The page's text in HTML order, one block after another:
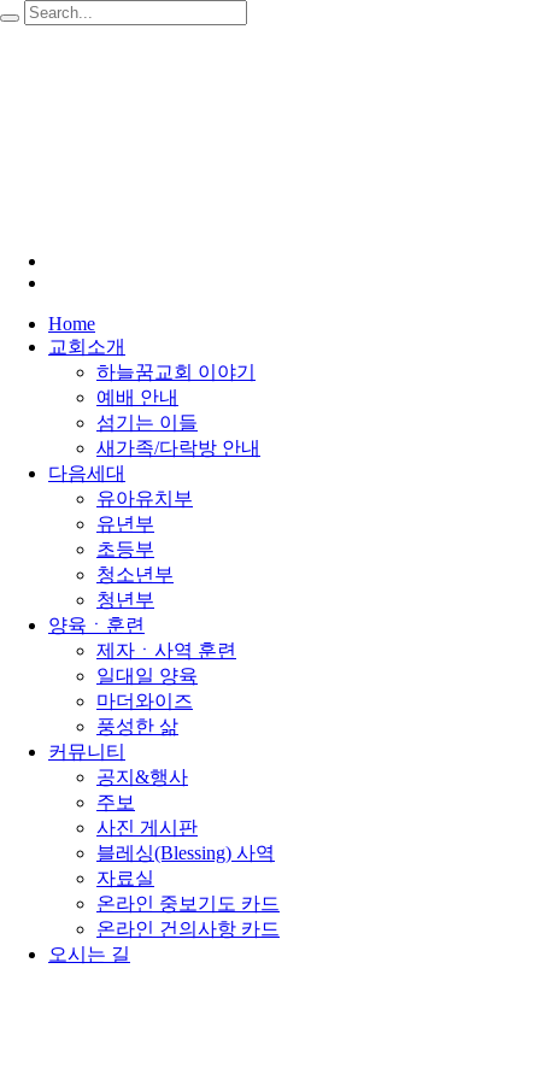
Home
교회소개
하늘꿈교회 이야기
예배 안내
섬기는 이들
새가족/다락방 안내
다음세대
유아유치부
유년부
초등부
청소년부
청년부
양육ㆍ훈련
제자ㆍ사역 훈련
일대일 양육
마더와이즈
풍성한 삶
커뮤니티
공지&행사
주보
사진 게시판
블레싱(Blessing) 사역
자료실
온라인 중보기도 카드
온라인 건의사항 카드
오시는 길